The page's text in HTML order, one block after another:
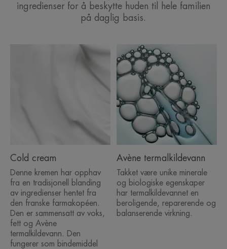
ingredienser for å beskytte huden til hele familien
på daglig basis.
Cold cream
Denne kremen har opphav
fra en tradisjonell blanding
av ingredienser hentet fra
den franske farmakopéen.
Den er sammensatt av voks,
fett og Avène
termalkildevann. Den
fungerer som bindemiddel
Avène termalkildevann
Takket være unike minerale
og biologiske egenskaper
har termalkildevannet en
beroligende, reparerende og
balanserende virkning.